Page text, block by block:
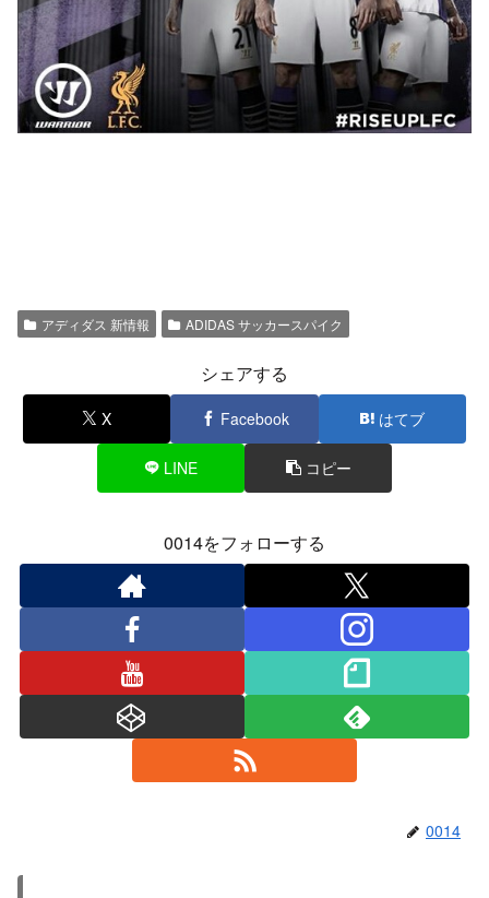
アディダス 新情報 ADIDAS サッカースパイク
シェアする
X Facebook はてブ
LINE コピー
0014をフォローする
0014